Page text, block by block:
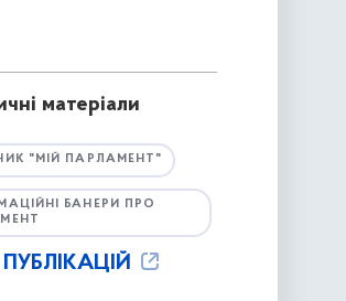
матеріали
"МІЙ ПАРЛАМЕНТ"
БАНЕРИ ПРО